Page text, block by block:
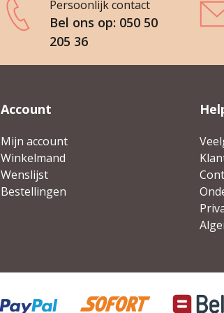
Persoonlijk contact
Bel ons op: 050 50
205 36
Account
Mijn account
Winkelmand
Wenslijst
Bestellingen